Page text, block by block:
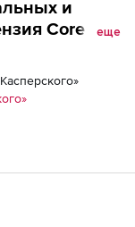
и
Core для
еще